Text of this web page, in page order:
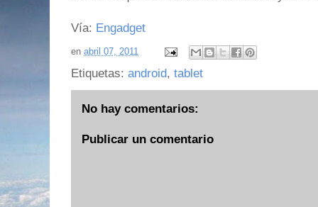
Vía: Engadget
en abril 07, 2011
Etiquetas: android, tablet
No hay comentarios:
Publicar un comentario